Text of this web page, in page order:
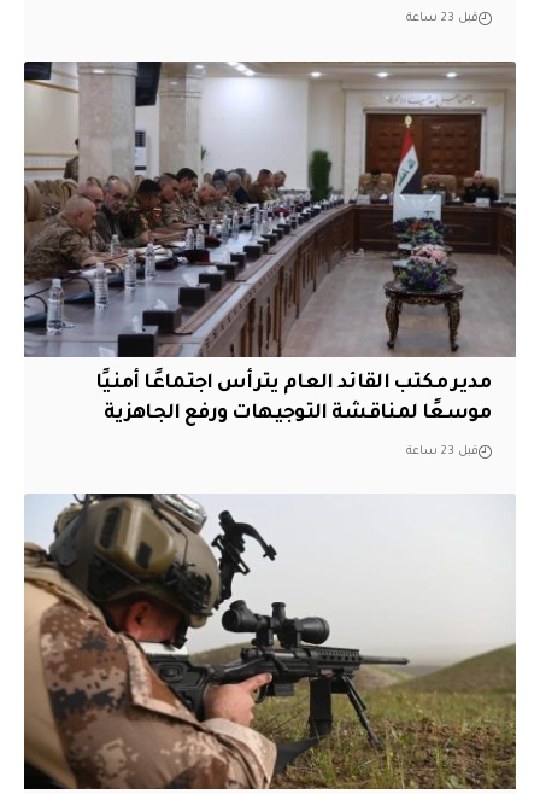
قبل 23 ساعة
مدير مكتب القائد العام يترأس اجتماعًا أمنيًا
موسعًا لمناقشة التوجيهات ورفع الجاهزية
قبل 23 ساعة